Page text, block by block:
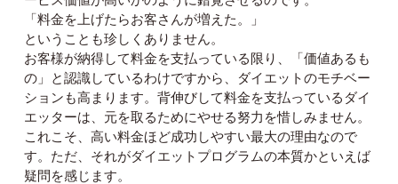
「料金を上げたらお客さんが増えた。」
ということも珍しくありません。
お客様が納得して料金を支払っている限り、「価値あるも
の」と認識しているわけですから、ダイエットのモチベー
ションも高まります。背伸びして料金を支払っているダイ
エッターは、元を取るためにやせる努力を惜しみません。
これこそ、高い料金ほど成功しやすい最大の理由なので
す。ただ、それがダイエットプログラムの本質かといえば
疑問を感じます。